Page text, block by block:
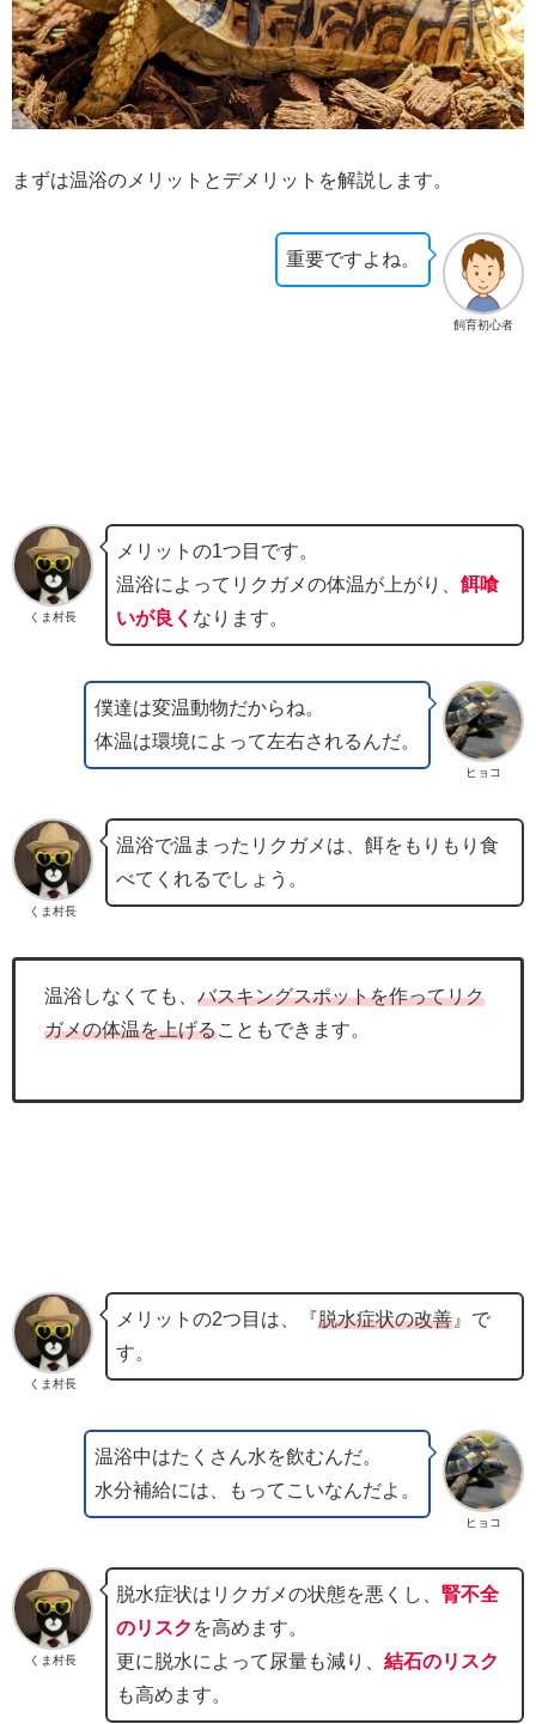
まずは温浴のメリットとデメリットを解説します。
飼育初心者
重要ですよね。
くま村長
メリットの1つ目です。
温浴によってリクガメの体温が上がり、餌喰
いが良く なります。
ヒョコ
僕達は変温動物だからね。
体温は環境によって左右されるんだ。
くま村長
温浴で温まったリクガメは、餌をもりもり食
べてくれるでしょう。
温浴しなくても、 バスキングスポットを作ってリク
ガメの体温を上げることもできます。
くま村長
メリットの2つ目は、『脱水症状の改善 』で
す。
ヒョコ
温浴中はたくさん水を飲むんだ。
水分補給には、もってこいなんだよ。
くま村長
脱水症状はリクガメの状態を悪くし、腎不全
のリスク を高めます。
更に脱水によって尿量も減り、結石のリスク
も高めます。